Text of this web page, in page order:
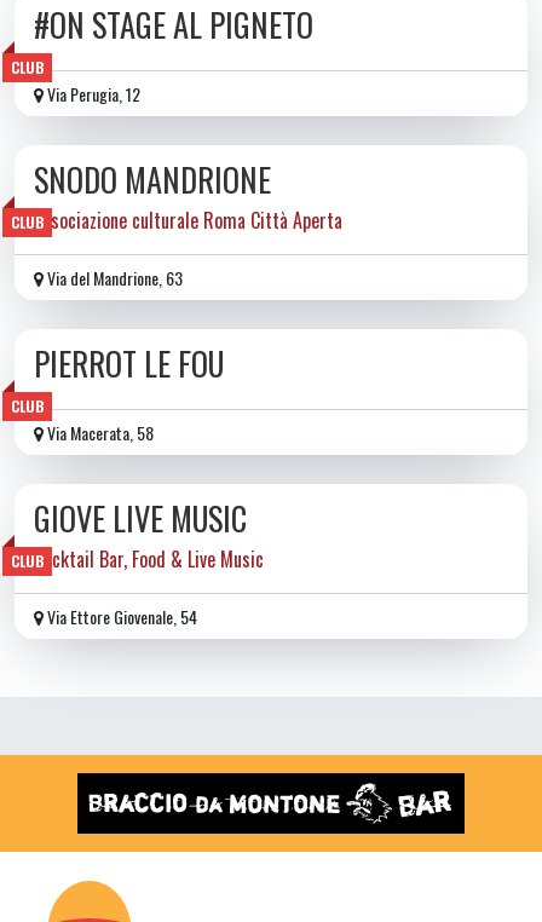
CLUB
#ON STAGE AL PIGNETO
Via Perugia, 12
CLUB
SNODO MANDRIONE
associazione culturale Roma Città Aperta
Via del Mandrione, 63
CLUB
PIERROT LE FOU
Via Macerata, 58
CLUB
GIOVE LIVE MUSIC
Cocktail Bar, Food & Live Music
Via Ettore Giovenale, 54